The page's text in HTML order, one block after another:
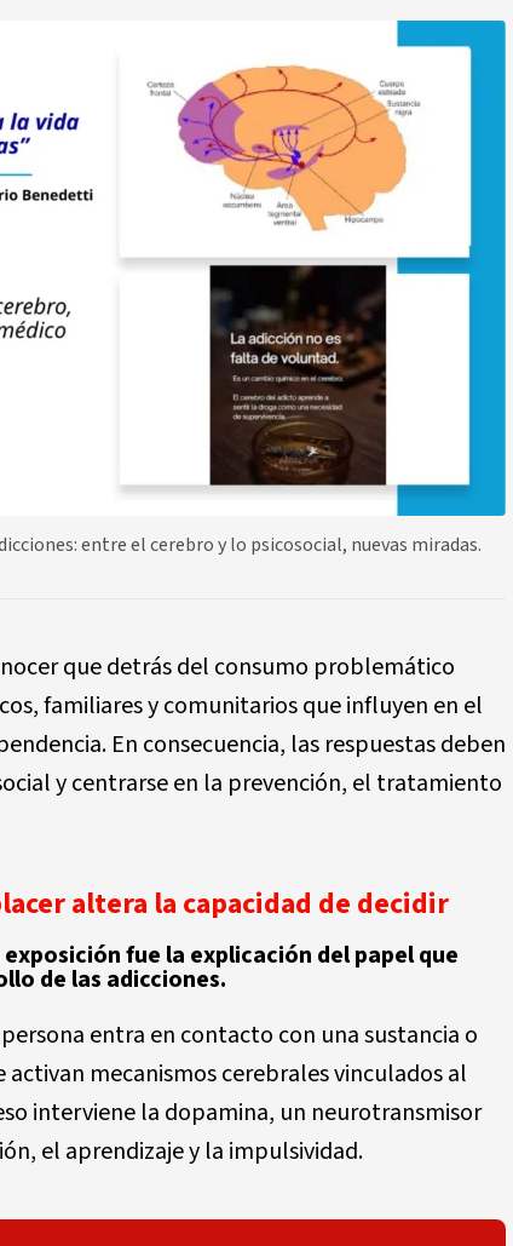
entre el cerebro y lo psicosocial, nuevas miradas.
que detrás del consumo problemático
familiares y comunitarios que influyen en el
En consecuencia, las respuestas deben
y centrarse en la prevención, el tratamiento
altera la capacidad de decidir
fue la explicación del papel que
de las adicciones.
entra en contacto con una sustancia o
mecanismos cerebrales vinculados al
interviene la dopamina, un neurotransmisor
el aprendizaje y la impulsividad.